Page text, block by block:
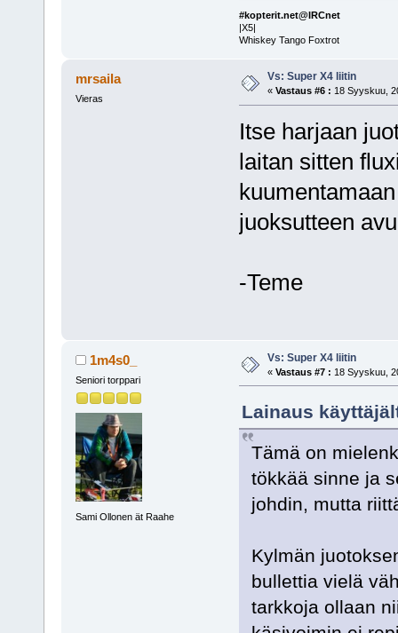
#kopterit.net@IRCnet
|X5|
Whiskey Tango Foxtrot
mrsaila
Vieras
Vs: Super X4 liitin
« Vastaus #6 : 18 Syyskuu,
Itse harjaan
laitan sitten
juoksutteen
-Teme
1m4s0_
Seniori torppari
Sami Ollonen ät Raahe
Vs: Super X4 liitin
« Vastaus #7 : 18 Syyskuu,
Lainaus
Tämä on
tökkää sinne ja
johdin, mutta
Kylmän
bullettia vielä
tarkkoja ollaan